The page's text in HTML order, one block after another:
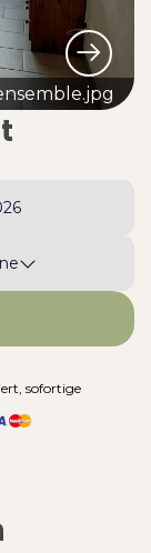
sofortige